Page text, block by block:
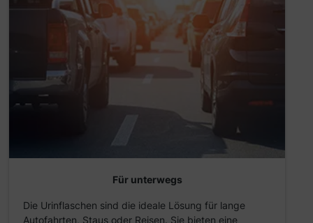
Für unterwegs
Die Urinflaschen sind die ideale Lösung für lange
Autofahrten, Staus oder Reisen. Sie bieten eine